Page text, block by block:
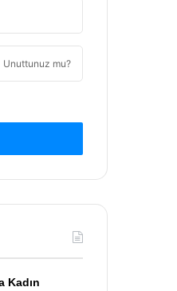
Unuttunuz mu?
Kadın